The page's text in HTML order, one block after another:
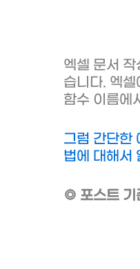
엑셀 문서
습니다. 엑
함수 이름에
그럼 간단
법에 대해서
◎ 포스트